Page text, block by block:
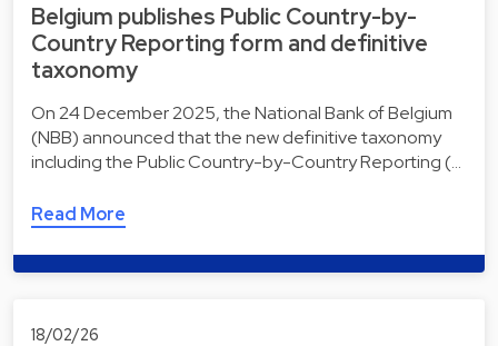
Belgium publishes Public Country-by-
Country Reporting form and definitive
taxonomy
On 24 December 2025, the National Bank of Belgium
(NBB) announced that the new definitive taxonomy
including the Public Country-by-Country Reporting (…
Read More
18/02/26